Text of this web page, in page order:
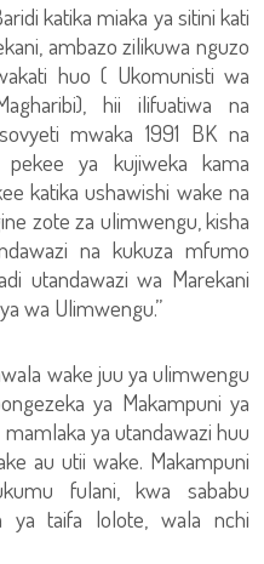
katika miaka ya sitini kati
ambazo zilikuwa nguzo
huo ( Ukomunisti wa
hii ilifuatiwa na
mwaka 1991 BK na
ya kujiweka kama
katika ushawishi wake na
zote za ulimwengu, kisha
na kukuza mfumo
utandawazi wa Marekani
wa Ulimwengu.”
wake juu ya ulimwengu
ya Makampuni ya
ya utandawazi huu
au utii wake. Makampuni
fulani, kwa sababu
ya taifa lolote, wala nchi